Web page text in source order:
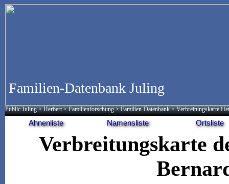
Familien-Datenbank Juling
Public Juling >Herbert >Familienforschung >Familien-Datenbank > Verbreitungskarte
Ahnenliste Namensliste Ortsliste
Verbreitungskarte